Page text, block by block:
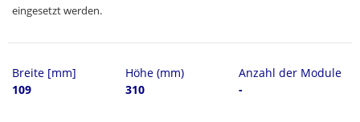
eingesetzt werden.
Breite [mm]
109
Höhe (mm)
310
Anzahl der Module
-